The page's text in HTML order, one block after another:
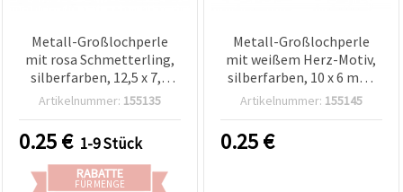
Metall-Großlochperle
mit rosa Schmetterling,
silberfarben, 12,5 x 7,5
mm, Loch: 5 mm
Artikelnummer: 155135
0.25€ 1-9 Stück
RABATTE
FÜR MENGE
Metall-Großlochperle
mit weißem Herz-Motiv,
silberfarben, 10 x 6 mm,
Loch: 5 mm
Artikelnummer: 155145
0.25€